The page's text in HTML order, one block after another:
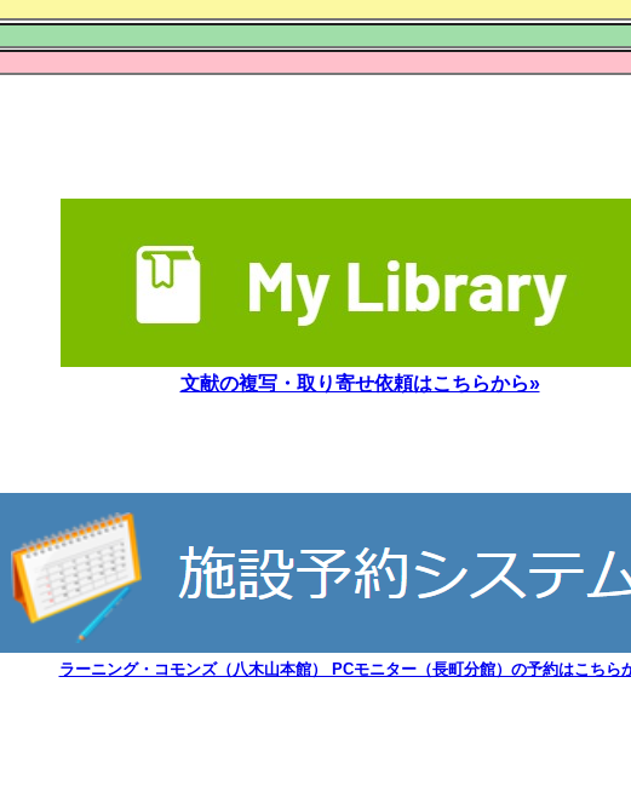
文献の複写・取り寄せ依頼はこちらから»
ラーニング・コモンズ（八木山本館） PCモニター（長町分館）の予約はこちら